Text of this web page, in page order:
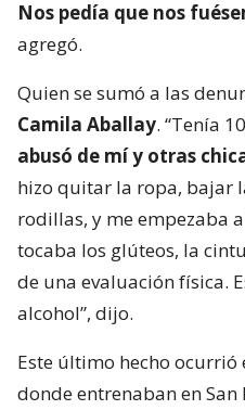
Nos pedía que nos
agregó.
Quien se sumó a las
Camila Aballay. “Tenía
abusó de mí y otras
hizo quitar la ropa, bajar
rodillas, y me empezaba
tocaba los glúteos, la
de una evaluación física.
alcohol”, dijo.
Este último hecho ocurrió
donde entrenaban en San